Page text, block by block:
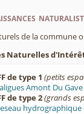
de la commune
Naturelles
de type 1 (petits
Amont Du Gave
de type 2(grands